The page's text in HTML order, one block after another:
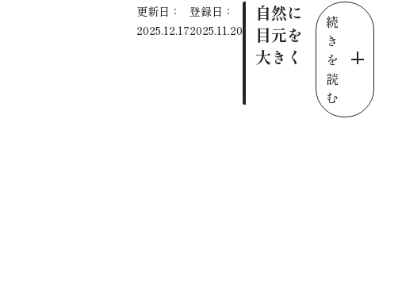
更新日：
2025.12.17
登録日：
2025.11.20
自然に
目元を
大きく
続
き
を
読
む